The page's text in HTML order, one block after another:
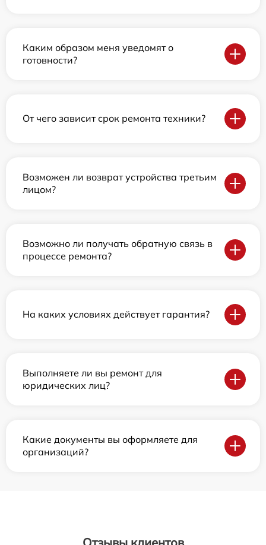
Каким образом меня уведомят о
готовности?
От чего зависит срок ремонта техники?
Возможен ли возврат устройства третьим
лицом?
Возможно ли получать обратную связь в
процессе ремонта?
На каких условиях действует гарантия?
Выполняете ли вы ремонт для
юридических лиц?
Какие документы вы оформляете для
организаций?